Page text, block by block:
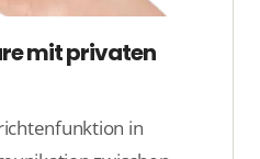
mit privaten
in